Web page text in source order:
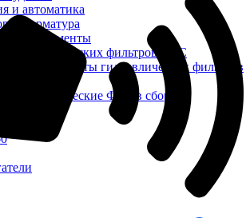
и автоматика
арматура
гидравлических фильтров ФГС
элементы гидравлических фильтров
гидравлические ФГС в сборе